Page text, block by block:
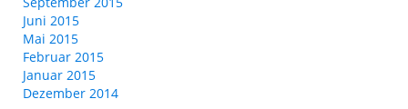
Juni 2015
Mai 2015
Februar 2015
Januar 2015
Dezember 2014